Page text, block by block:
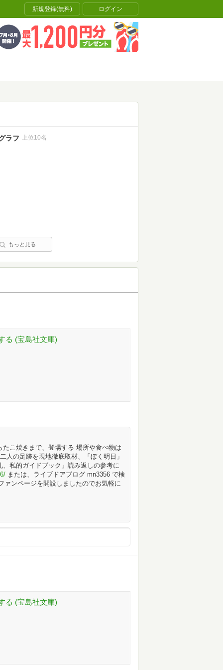
新規登録(無料) ログイン
ラフ 上位10名
もっと見る
る (宝島社文庫)
こ焼きまで、登場する 場所や食べ物は
人の足跡を現地徹底取材、「ぼく明日」
私的ガイドブック」読み返しの参考に
または、ライブドアブログ mn3356 で検
ンページを開設しましたのでお気軽に
る (宝島社文庫)